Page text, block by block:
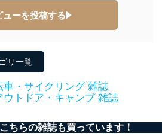
ューを投稿する
リ一覧
車・サイクリング 雑誌
ウトドア・キャンプ 雑誌
ちらの雑誌も買っています！